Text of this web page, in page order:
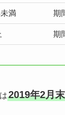
満 期
期
2019年2月末